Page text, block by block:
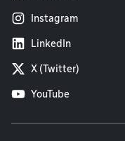
Instagram
LinkedIn
X (Twitter)
YouTube